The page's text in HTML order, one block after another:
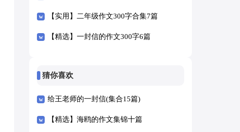
【实用】二年级作文300字合集7篇
【精选】一封信的作文300字6篇
猜你喜欢
给王老师的一封信(集合15篇)
【精选】海鸥的作文集锦十篇